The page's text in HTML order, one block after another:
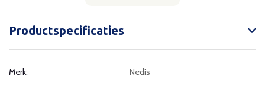
Productspecificaties
Merk:
Nedis